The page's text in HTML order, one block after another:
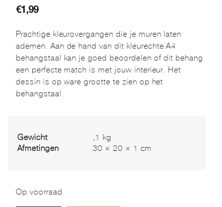
€1,99
Prachtige kleurovergangen die je muren laten
ademen. Aan de hand van dit kleurechte A4
behangstaal kan je goed beoordelen of dit behang
een perfecte match is met jouw interieur. Het
dessin is op ware grootte te zien op het
behangstaal.
Gewicht
,1 kg
Afmetingen
30 × 20 × 1 cm
Op voorraad